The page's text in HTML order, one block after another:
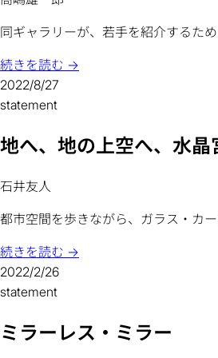
同ギャラリーが、若手を紹介するた
続きを読む →
2022/8/27
statement
地へ、地の上空へ、水晶
石井友人
都市空間を歩きながら、ガラス・カ
続きを読む →
2022/2/26
statement
ミラーレス・ミラー